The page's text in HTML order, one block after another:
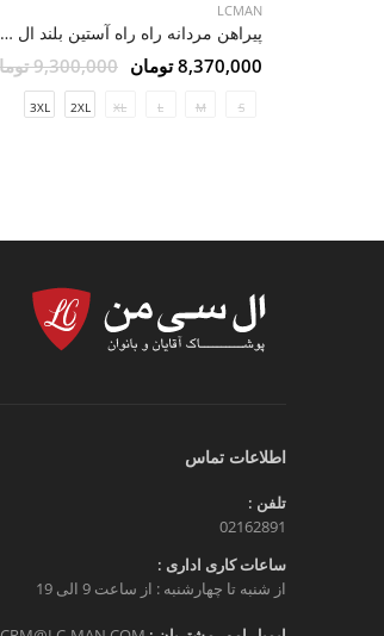
LCMAN
پیراهن مردانه راه راه آستین بلند ال سی من 020
8,370,000 تومان 9,300,000 تومان
S
M
L
XL
2XL
3XL
اطلاعات تماس
تلفن :
02162891
ساعات کاری اداری :
از شنبه تا چهارشنبه : از ساعت 9 الی 19